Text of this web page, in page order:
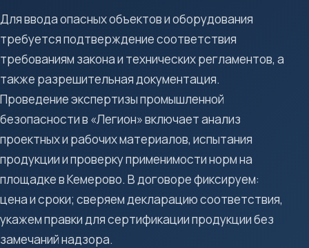
Для ввода опасных объектов и оборудования
требуется подтверждение соответствия
требованиям закона и технических регламентов, а
также разрешительная документация.
Проведение экспертизы промышленной
безопасности в «Легион» включает анализ
проектных и рабочих материалов, испытания
продукции и проверку применимости норм на
площадке в Кемерово. В договоре фиксируем:
цена и сроки; сверяем декларацию соответствия,
укажем правки для сертификации продукции без
замечаний надзора.